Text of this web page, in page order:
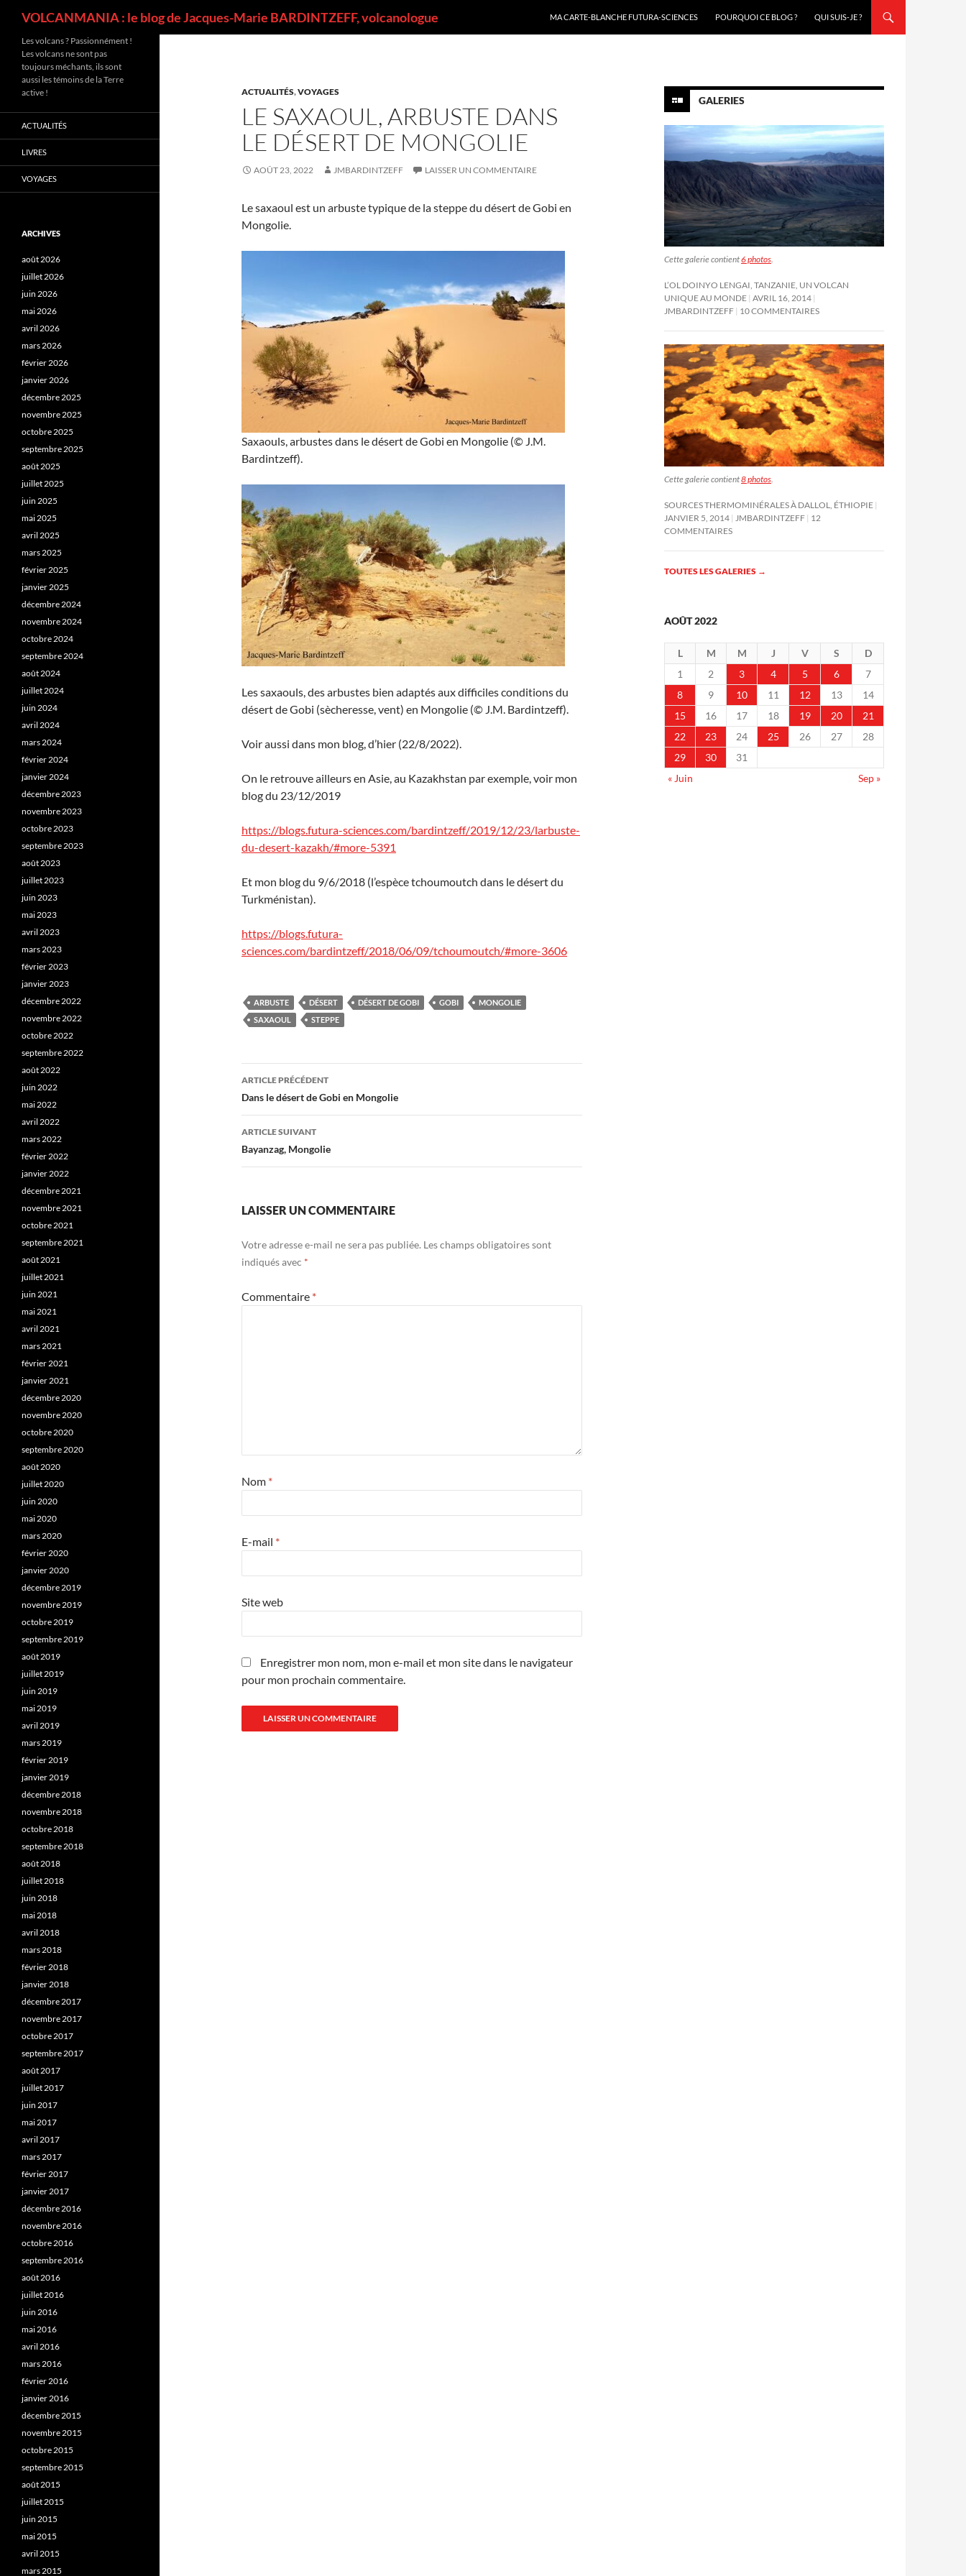
VOLCANMANIA : le blog de Jacques-Marie BARDINTZEFF, volcanologue
MA CARTE-BLANCHE FUTURA-SCIENCES
POURQUOI CE BLOG ? QUI SUIS-JE ?
ACTUALITÉS,VOYAGES
LE SAXAOUL, ARBUSTE DANS
LE DÉSERT DE MONGOLIE
AOÛT 23, 2022 JMBARDINTZEFF LAISSER UN COMMENTAIRE
Le saxaoul est un arbuste typique de la steppe du désert de Gobi en
Mongolie.
Saxaouls, arbustes dans le désert de Gobi en Mongolie (© J.M.
Bardintzeff).
Les saxaouls, des arbustes bien adaptés aux difficiles conditions du
désert de Gobi (sècheresse, vent) en Mongolie (© J.M. Bardintzeff).
Voir aussi dans mon blog, d’hier (22/8/2022).
On le retrouve ailleurs en Asie, au Kazakhstan par exemple, voir mon
blog du 23/12/2019
https://blogs.futura-sciences.com/bardintzeff/2019/12/23/larbuste-
du-desert-kazakh/#more-5391
Et mon blog du 9/6/2018 (l’espèce tchoumoutch dans le désert du
Turkménistan).
https://blogs.futura-
sciences.com/bardintzeff/2018/06/09/tchoumoutch/#more-3606
ARBUSTE DÉSERT DÉSERT DE GOBI GOBI
MONGOLIE
SAXAOUL
STEPPE
Navigation
des
articles
ARTICLE PRÉCÉDENT
Dans le désert de Gobi en Mongolie
ARTICLE SUIVANT
Bayanzag, Mongolie
LAISSER UN COMMENTAIRE
Votre adresse e-mail ne sera pas publiée. Les champs obligatoires sont
indiqués avec *
Commentaire *
Nom *
E-mail *
Site web
Enregistrer mon nom, mon e-mail et mon site dans le navigateur
pour mon prochain commentaire.
GALERIES
Cette galerie contient6 photos.
L’OL DOINYO LENGAI, TANZANIE, UN VOLCAN
UNIQUE AU MONDE AVRIL 16, 2014
JMBARDINTZEFF 10 COMMENTAIRES
Cette galerie contient8 photos
SOURCES THERMOMINÉRALES À DALLOL, ÉTHIOPIE
JANVIER 5, 2014
JMBARDINTZEFF 12
COMMENTAIRES
TOUTES LES GALERIES →
AOÛT 2022
L M M J V S
D
1
2 3 4 5 6
7
8
9 10 11 12 13
14
15
16 17 18 19 20
21
22
23 24 25 26 27
28
29
30
31
« Juin
Sep »
Les volcans ? Passionnément !
Les volcans ne sont pas
toujours méchants, ils sont
aussi les témoins de la Terre
active !
ACTUALITÉS
LIVRES
VOYAGES
ARCHIVES
août 2026
juillet 2026
juin 2026
mai 2026
avril 2026
mars 2026
février 2026
janvier 2026
décembre 2025
novembre 2025
octobre 2025
septembre 2025
août 2025
juillet 2025
juin 2025
mai 2025
avril 2025
mars 2025
février 2025
janvier 2025
décembre 2024
novembre 2024
octobre 2024
septembre 2024
août 2024
juillet 2024
juin 2024
avril 2024
mars 2024
février 2024
janvier 2024
décembre 2023
novembre 2023
octobre 2023
septembre 2023
août 2023
juillet 2023
juin 2023
mai 2023
avril 2023
mars 2023
février 2023
janvier 2023
décembre 2022
novembre 2022
octobre 2022
septembre 2022
août 2022
juin 2022
mai 2022
avril 2022
mars 2022
février 2022
janvier 2022
décembre 2021
novembre 2021
octobre 2021
septembre 2021
août 2021
juillet 2021
juin 2021
mai 2021
avril 2021
mars 2021
février 2021
janvier 2021
décembre 2020
novembre 2020
octobre 2020
septembre 2020
août 2020
juillet 2020
juin 2020
mai 2020
mars 2020
février 2020
janvier 2020
décembre 2019
novembre 2019
octobre 2019
septembre 2019
août 2019
juillet 2019
juin 2019
mai 2019
avril 2019
mars 2019
février 2019
janvier 2019
décembre 2018
novembre 2018
octobre 2018
septembre 2018
août 2018
juillet 2018
juin 2018
mai 2018
avril 2018
mars 2018
février 2018
janvier 2018
décembre 2017
novembre 2017
octobre 2017
septembre 2017
août 2017
juillet 2017
juin 2017
mai 2017
avril 2017
mars 2017
février 2017
janvier 2017
décembre 2016
novembre 2016
octobre 2016
septembre 2016
août 2016
juillet 2016
juin 2016
mai 2016
avril 2016
mars 2016
février 2016
janvier 2016
décembre 2015
novembre 2015
octobre 2015
septembre 2015
août 2015
juillet 2015
juin 2015
mai 2015
avril 2015
mars 2015